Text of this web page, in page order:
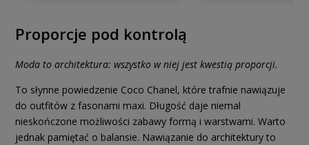
Proporcje pod kontrolą
Moda to architektura: wszystko w niej jest kwestią proporcji.
To słynne powiedzenie Coco Chanel, które trafnie nawiązuje
do outfitów z fasonami maxi. Długość daje niemal
nieskończone możliwości zabawy formą i warstwami. Warto
jednak pamiętać o balansie. Nawiązanie do architektury to